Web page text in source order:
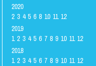
2020
2 3 4 5 6 8 10 11 12
2019
1 2 3 4 5 6 7 8 9 10 11 12
2018
1 2 3 4 5 6 7 8 9 10 11 12